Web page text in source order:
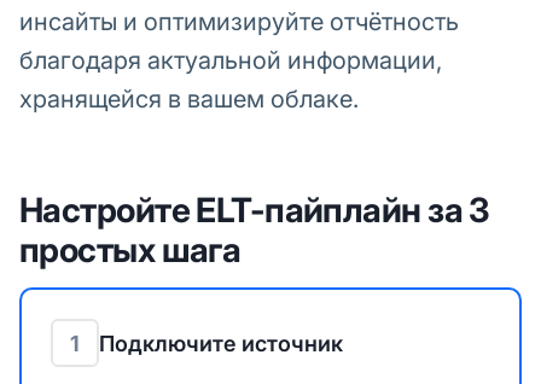
инсайты и оптимизируйте отчётность
благодаря актуальной информации,
хранящейся в вашем облаке.
Настройте ELT-пайплайн за 3
простых шага
1 Подключите источник